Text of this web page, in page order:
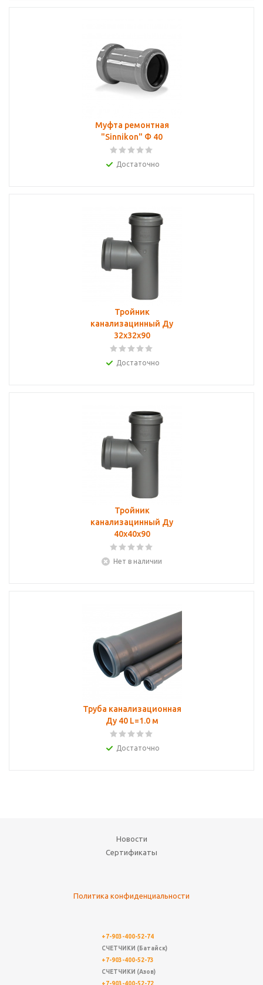
Муфта ремонтная
"Sinnikon" Ф 40
Достаточно
Тройник
канализацинный Ду
32х32х90
Достаточно
Тройник
канализацинный Ду
40х40х90
Нет в наличии
Труба канализационная
Ду 40 L=1.0 м
Достаточно
Новости
Сертификаты
Политика конфиденциальности
+7-903-400-52-74
СЧЕТЧИКИ (Батайск)
+7-903-400-52-73
СЧЕТЧИКИ (Азов)
+7-903-400-52-72